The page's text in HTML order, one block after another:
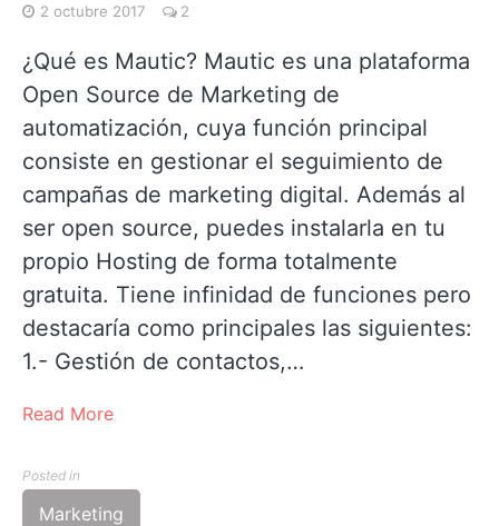
2 octubre 2017 2
¿Qué es Mautic? Mautic es una plataforma
Open Source de Marketing de
automatización, cuya función principal
consiste en gestionar el seguimiento de
campañas de marketing digital. Además al
ser open source, puedes instalarla en tu
propio Hosting de forma totalmente
gratuita. Tiene infinidad de funciones pero
destacaría como principales las siguientes:
1.- Gestión de contactos,…
Read More
Posted in
Marketing